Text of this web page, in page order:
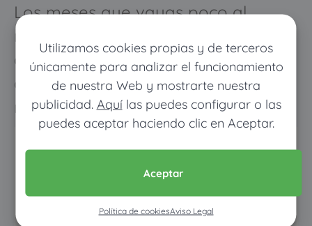
Utilizamos cookies propias y de terceros
únicamente para analizar el funcionamiento
de nuestra Web y mostrarte nuestra
publicidad. Aquílas puedes configurar o las
puedes aceptar haciendo clic en Aceptar.
Aceptar
Política de cookiesAviso Legal
Los meses que vayas poco al
médico pagarás muy poco, y
cuando vayas mucho pagarás
como con un seguro médico
normal